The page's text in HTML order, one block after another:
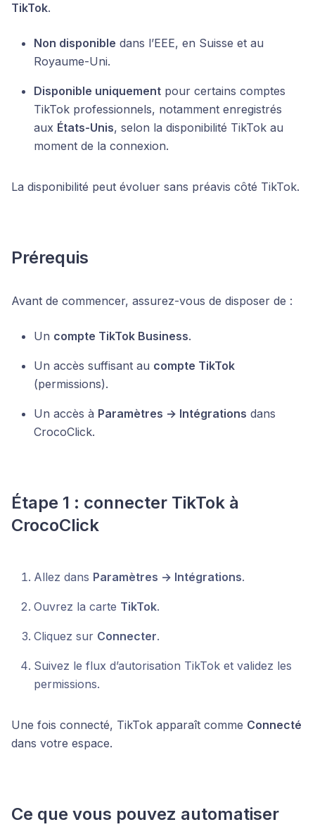
TikTok.
Non disponible dans l’EEE, en Suisse et au
Royaume-Uni.
Disponible uniquement pour certains comptes
TikTok professionnels, notamment enregistrés
aux États-Unis, selon la disponibilité TikTok au
moment de la connexion.
La disponibilité peut évoluer sans préavis côté TikTok.
Prérequis
Avant de commencer, assurez-vous de disposer de :
Un compte TikTok Business.
Un accès suffisant au compte TikTok
(permissions).
Un accès à Paramètres → Intégrations dans
CrocoClick.
Étape 1 : connecter TikTok à
CrocoClick
Allez dans Paramètres → Intégrations.
Ouvrez la carte TikTok.
Cliquez sur Connecter.
Suivez le flux d’autorisation TikTok et validez les
permissions.
Une fois connecté, TikTok apparaît comme Connecté
dans votre espace.
Ce que vous pouvez automatiser